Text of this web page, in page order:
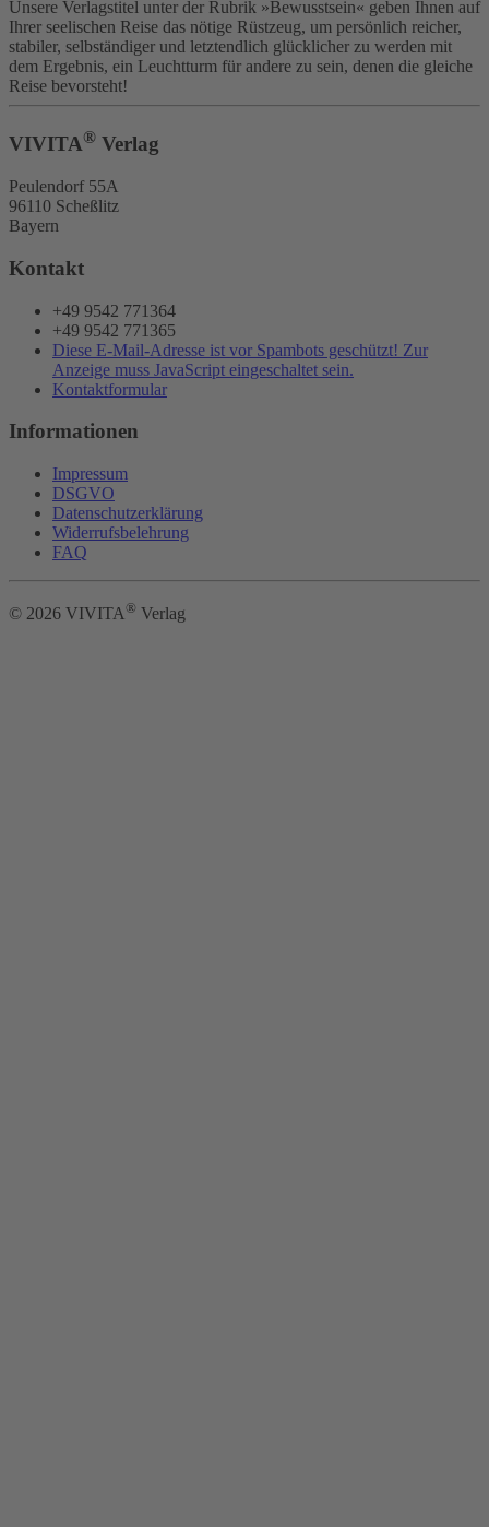
Unsere Verlagstitel unter der Rubrik »Bewusstsein« geben Ihnen auf
Ihrer seelischen Reise das nötige Rüstzeug, um persönlich reicher,
stabiler, selbständiger und letztendlich glücklicher zu werden mit
dem Ergebnis, ein Leuchtturm für andere zu sein, denen die gleiche
Reise bevorsteht!
VIVITA® Verlag
Peulendorf 55A
96110 Scheßlitz
Bayern
Kontakt
+49 9542 771364
+49 9542 771365
Diese E-Mail-Adresse ist vor Spambots geschützt! Zur
Anzeige muss JavaScript eingeschaltet sein.
Kontaktformular
Informationen
Impressum
DSGVO
Datenschutzerklärung
Widerrufsbelehrung
FAQ
© 2026 VIVITA® Verlag